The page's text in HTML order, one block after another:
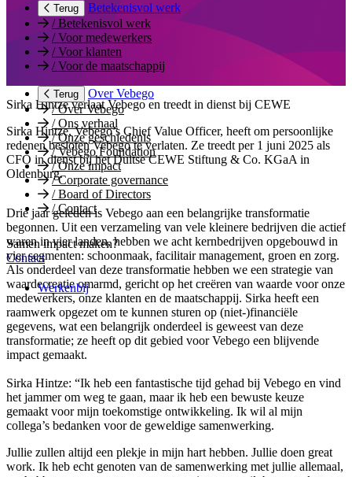
Terug
Betekenisvol werk
/Betekenisvol werk
/Voor medewerkers
/Voor klanten
/Voor de maatschappij
Terug
Over Vebego
/Over Vebego
/Ons verhaal
/Onze geschiedenis
/Vebego Foundation
/Onze impact
/Corporate governance
/Board of Directors
/Contact
Samen impact maken?
Contact
Werkenbij
Sirka Hintze verlaat Vebego en treedt in dienst bij CEWE
Sirka Hintze, Vebego’s Chief Value Officer, heeft om persoonlijke
redenen besloten Vebego te verlaten. Ze treedt per 1 juni 2025 als
CFO in dienst bij het Duitse CEWE Stiftung & Co. KGaA in
Oldenburg.
Drie jaar geleden is Vebego aan een belangrijke transformatie
begonnen. Uit een verzameling van vele kleinere bedrijven die actief
waren in vier landen, hebben we acht kernbedrijven opgebouwd in
vier segmenten: schoonmaak, facilitair management, groen en zorg.
Als onderdeel van deze transformatie hebben we een strategie van
waardecreatie omarmd, gericht op het creëren van waarde voor onze
medewerkers, onze klanten en de maatschappij. Sirka heeft een
raamwerk opgezet om te kunnen sturen op (niet-)financiële
gegevens, wat een belangrijk onderdeel is geweest van deze
transformatie; ze heeft op dit gebied voor Vebego een blijvende
impact gemaakt.
Sirka Hintze: “Ik heb een fantastische tijd gehad bij Vebego en vind
het jammer om weg te gaan, maar ik heb een bewuste keuze
gemaakt voor mijn toekomstige ontwikkeling. Ik wil al mijn
collega’s bedanken voor de geweldige samenwerking.
Jullie zullen altijd een plekje in mijn hart hebben. Jullie doen great
work. Ik heb echt genoten van de samenwerking met jullie allemaal,